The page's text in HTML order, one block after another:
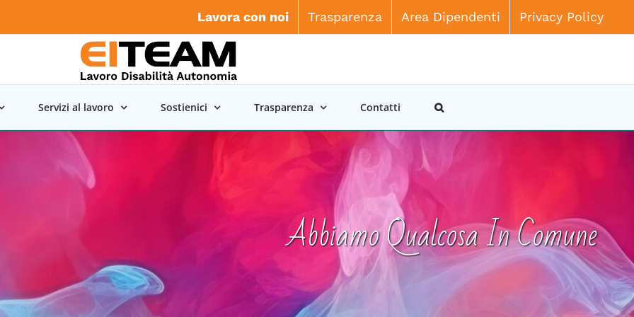
Lavora con noi Trasparenza Area Dipendenti Privacy Policy
Servizi al lavoro Sostienici Trasparenza Contatti
Abbiamo Qualcosa In Comune